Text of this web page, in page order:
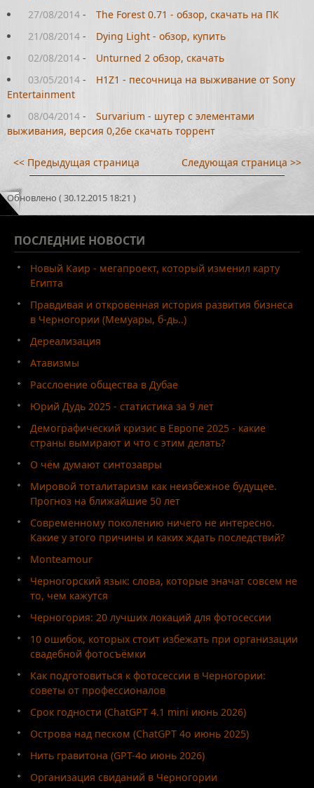
27/08/2014 -
The Forest 0.71 - обзор, скачать на ПК
21/08/2014 -
Dying Light - обзор, купить
02/08/2014 -
Unturned 2 обзор, скачать
03/05/2014 -
H1Z1 - песочница на выживание от Sony
Entertainment
08/04/2014 -
Survarium - шутер с элементами
выживания, версия 0,26e скачать торрент
<< Предыдущая страница Следующая страница >>
Обновлено ( 30.12.2015 18:21 )
ПОСЛЕДНИЕ НОВОСТИ
Новый Каир - мегапроект, который изменил карту
Египта
Правдивая и откровенная история развития бизнеса
в Черногории (Мемуары, б-дь..)
Дереализация
Атавизмы
Расслоение общества в Дубае
Юрий Дудь 2025 - статистика за 9 лет
Демографический кризис в Европе 2025 - какие
страны вымирают и что с этим делать?
О чём думают синтозавры
Мировой тоталитаризм как неизбежное будущее.
Прогноз на ближайшие 50 лет
Современному поколению ничего не интересно.
Какие у этого причины и каких ждать последствий?
Monteamour
Черногорский язык: слова, которые значат совсем не
то, чем кажутся
Черногория: 20 лучших локаций для фотосессии
10 ошибок, которых стоит избежать при организации
свадебной фотосъёмки
Как подготовиться к фотосессии в Черногории:
советы от профессионалов
Срок годности (ChatGPT 4.1 mini июнь 2026)
Острова над песком (ChatGPT 4o июнь 2025)
Нить гравитона (GPT-4o июнь 2026)
Организация свиданий в Черногории